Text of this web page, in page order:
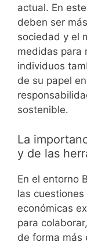
actual. En
deben ser
sociedad y el
medidas para
individuos
de su papel
sostenible.
La
y de las
En el entorno
las
económicas
para
de forma más